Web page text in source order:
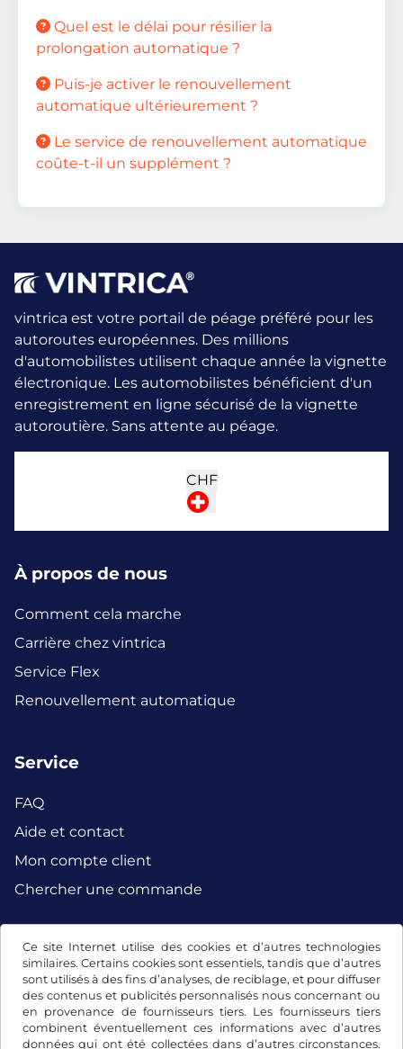
Ce site Internet utilise des cookies et d’autres technologies
similaires. Certains cookies sont essentiels, tandis que d’autres
sont utilisés à des fins d’analyses, de reciblage, et pour diffuser
des contenus et publicités personnalisés nous concernant ou
en provenance de fournisseurs tiers. Les fournisseurs tiers
combinent éventuellement ces informations avec d’autres
données qui ont été collectées dans d’autres circonstances.
Quel est le délai pour résilier la
prolongation automatique ?
Puis-je activer le renouvellement
automatique ultérieurement ?
Le service de renouvellement automatique
coûte-t-il un supplément ?
vintrica est votre portail de péage préféré pour les
autoroutes européennes. Des millions
d'automobilistes utilisent chaque année la vignette
électronique. Les automobilistes bénéficient d'un
enregistrement en ligne sécurisé de la vignette
autoroutière. Sans attente au péage.
CHF
À propos de nous
Comment cela marche
Carrière chez vintrica
Service Flex
Renouvellement automatique
Service
FAQ
Aide et contact
Mon compte client
Chercher une commande
Facebook Instagram